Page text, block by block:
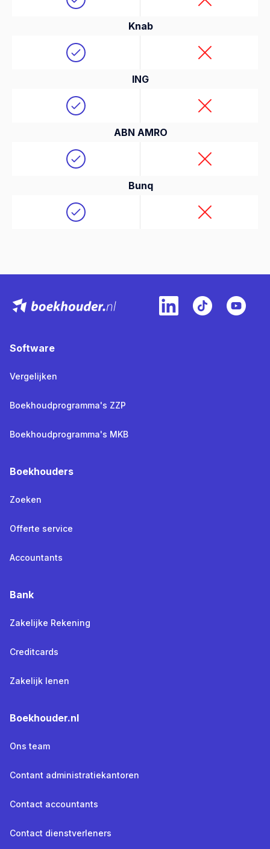
Knab
ING
ABN AMRO
Bunq
Software
Vergelijken
Boekhoudprogramma's ZZP
Boekhoudprogramma's MKB
Boekhouders
Zoeken
Offerte service
Accountants
Bank
Zakelijke Rekening
Creditcards
Zakelijk lenen
Boekhouder.nl
Ons team
Contant administratiekantoren
Contact accountants
Contact dienstverleners